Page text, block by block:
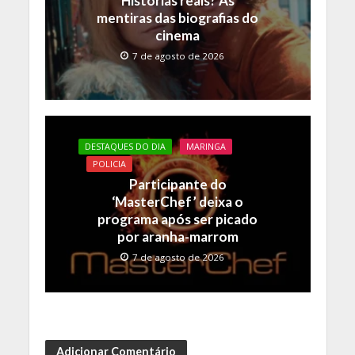
mentiras das biografias do
cinema
7 de agosto de 2026
DESTAQUES DO DIA
MARINGA
POLICIA
Participante do
‘MasterChef’ deixa o
programa após ser picado
por aranha-marrom
7 de agosto de 2026
Adicionar Comentário